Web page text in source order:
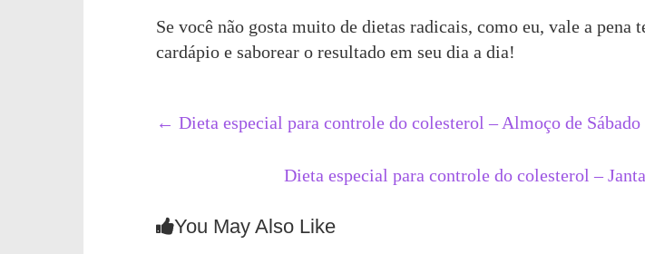
Se você não gosta muito de dietas radicais, como eu, vale a pena
cardápio e saborear o resultado em seu dia a dia!
← Dieta especial para controle do colesterol – Almoço de Sábado
Dieta especial para controle do colesterol –
You May Also Like